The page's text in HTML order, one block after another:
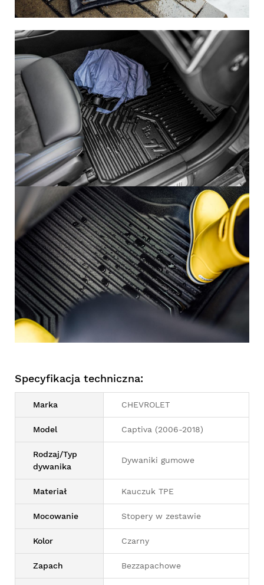
Specyfikacja techniczna:
Marka CHEVROLET
Model Captiva (2006-2018)
Rodzaj/Typ
dywanika
Dywaniki gumowe
Materiał Kauczuk TPE
Mocowanie Stopery w zestawie
Kolor Czarny
Zapach Bezzapachowe